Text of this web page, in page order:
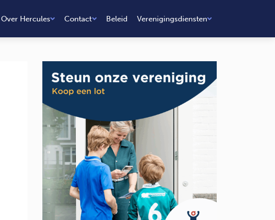
Over Hercules Contact Beleid Verenigingsdiensten